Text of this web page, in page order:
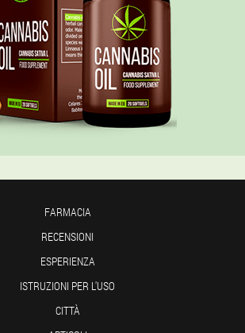
FARMACIA
RECENSIONI
ESPERIENZA
ISTRUZIONI PER L'USO
CITTÀ